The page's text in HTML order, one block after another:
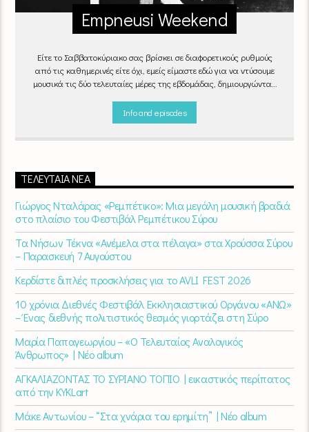
Empneusi Weekend
Είτε το Σαββατοκύριακο σας βρίσκει σε διαφορετικούς ρυθμούς
από τις καθημερινές είτε όχι, εμείς είμαστε εδώ για να ντύσουμε
μουσικά τις δύο τελευταίες μέρες της εβδομάδας, δημιουργώντας
Info and episodes
ΤΕΛΕΥΤΑΊΑ ΝΈΑ
Γιώργος Νταλάρας «Ρεμπέτικο»: Μια μεγάλη μουσική βραδιά
στο πλαίσιο του Φεστιβάλ Ρεμπέτικου Σύρου
Τα Νήσων Τέκνα «Ανέμελα στα πέλαγα» στα Χρούσσα Σύρου
– Παρασκευή 7 Αυγούστου
Κερδίστε διπλές προσκλήσεις για το AVLI FEST 2026
10 χρόνια Διεθνές Φεστιβάλ Εκκλησιαστικού Οργάνου «ΑΝΩ»
– Ένας διεθνής πολιτιστικός θεσμός γιορτάζει στη Σύρο​
Μαρία Παπαγεωργίου – «Ο Τελευταίος Αναλογικός
Άνθρωπος» | Νέο album
ΑΓΚΑΛΙΑΖΟΝΤΑΣ ΤΟ ΣΥΡΙΑΝΟ ΤΟΠΙΟ | εικαστικός περίπατος
από την KYKLart
Μάκε Αντωνίου – “Στα χνάρια του ερημίτη” | Νέο album